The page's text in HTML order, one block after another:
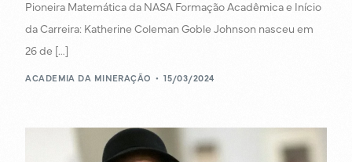
Pioneira Matemática da NASA Formação Acadêmica e Início
da Carreira: Katherine Coleman Goble Johnson nasceu em
26 de […]
ACADEMIA DA MINERAÇÃO 15/03/2024